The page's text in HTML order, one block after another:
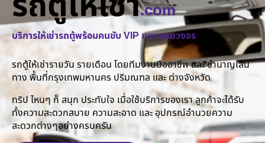
.com
บริการให้เช่ารถตู้พร้อมคนขับ VIP แบบครบวงจร
รถตู้ให้เช่ารายวัน รายเดือน โดยทีมงานมืออาชีพ และ ชำนาญเส้น
ทาง พื้นที่กรุงเทพมหานคร ปริมณฑล และ ต่างจังหวัด
ทริป ไหนๆ ก็ สนุก ประทับใจ เมื่อใช้บริการของเรา ลูกค้าจะได้รับ
ทั้งความสะดวกสบาย ความสะอาด และ อุปกรณ์อำนวยความ
สะดวกต่างๆอย่างครบครัน